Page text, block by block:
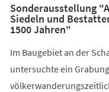
Sonderausstellung
Siedeln und
1500 Jahren"
Im Baugebiet an der
untersuchte ein